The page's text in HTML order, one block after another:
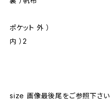
ポケット 外 ）
内 ）2
size 画像最後尾をご参照下さい